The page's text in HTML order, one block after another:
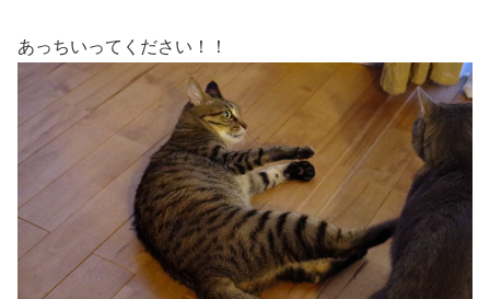
あっちいってください！！